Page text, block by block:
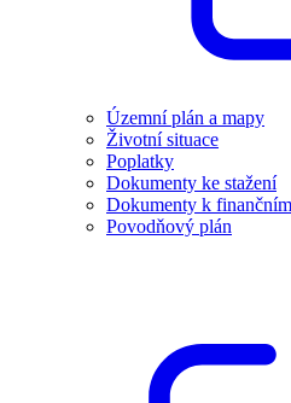
Územní plán a mapy
Životní situace
Poplatky
Dokumenty ke stažení
Dokumenty k
Povodňový plán